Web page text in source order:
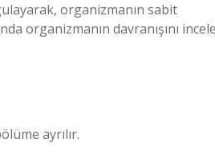
organizmanın sabit
organizmanın davranışını
ayrılır.